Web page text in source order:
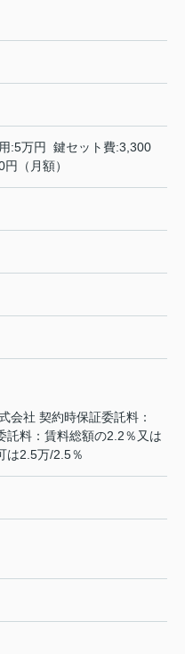
:5万円 鍵セット費:3,300
（月額）
会社 契約時保証委託料：
託料：賃料総額の2.2％又は
は2.5万/2.5％